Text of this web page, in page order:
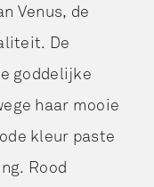
Venus, de
De
goddelijke
haar mooie
kleur paste
Rood